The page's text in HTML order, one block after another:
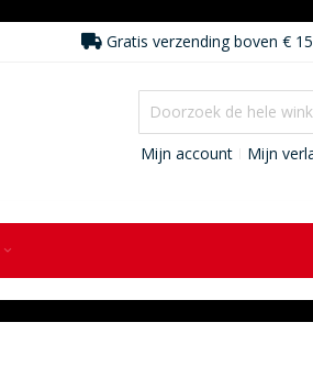
Gratis verzending boven €
Mijn account Mijn